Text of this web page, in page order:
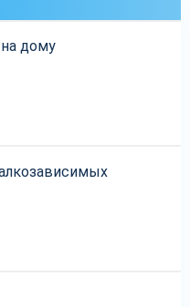
дому